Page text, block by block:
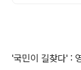
'국민이 길찾다' :